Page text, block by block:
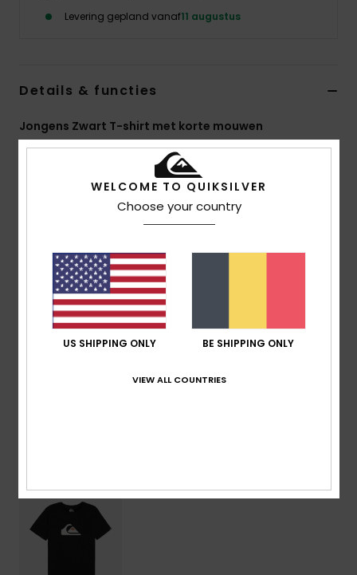
Levering gepland vanaf11 augustus
Details & functies
Jongens Zwart T-shirt met korte mouwen
Kleurcode
lichtgewicht katoenen jerseyStof [160g/m2]
Halslijn:ronde hals
Zeefdruk op de borst
Samenstelling[Hoofdmateriaal] 100% katoen
Bezorging & Retour
WELCOME TO QUIKSILVER
Choose your country
US SHIPPING ONLY BE SHIPPING ONLY
VIEW ALL COUNTRIES